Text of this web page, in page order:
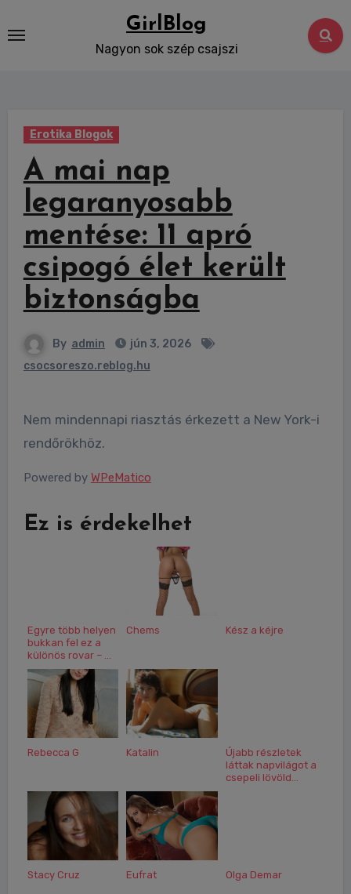
to
GirlBlog
Nagyon sok szép csajszi
Erotika Blogok
A mai nap
legaranyosabb
mentése: 11 apró
csipogó élet került
biztonságba
By admin
jún 3, 2026
csocsoreszo.reblog.hu
Nem mindennapi riasztás érkezett a New York-i
rendőrökhöz.
Powered by WPeMatico
Ez is érdekelhet
Egyre több helyen
bukkan fel ez a
különös rovar – ...
Chems Kész a kéjre
Rebecca G Katalin
Újabb részletek
láttak napvilágot a
csepeli lövöld...
Stacy Cruz Eufrat Olga Demar